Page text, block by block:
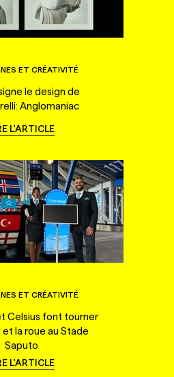
ET CRÉATIVITÉ
le design de
Anglomaniac
L'ARTICLE
ET CRÉATIVITÉ
Celsius font tourner
et la roue au Stade
Saputo
L'ARTICLE